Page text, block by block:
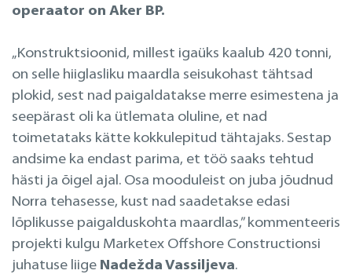
operaator on Aker BP.
„Konstruktsioonid, millest igaüks kaalub 420 tonni,
on selle hiiglasliku maardla seisukohast tähtsad
plokid, sest nad paigaldatakse merre esimestena ja
seepärast oli ka ütlemata oluline, et nad
toimetataks kätte kokkulepitud tähtajaks. Sestap
andsime ka endast parima, et töö saaks tehtud
hästi ja õigel ajal. Osa mooduleist on juba jõudnud
Norra tehasesse, kust nad saadetakse edasi
lõplikusse paigalduskohta maardlas,” kommenteeris
projekti kulgu Marketex Offshore Constructionsi
juhatuse liige Nadežda Vassiljeva.